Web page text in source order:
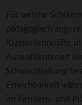
Für welche
pädagogisch
Klassenlehrkräfte
Auswahlkriterien
Schulschließung
Erreichbarkeit
im Fernlern- und